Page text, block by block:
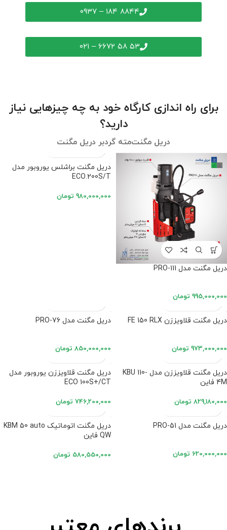
۸۸۴۴ ۱۸۴ – ۰۹۳۷
۵۳ ۵۸ ۶۶۷۲ – ۰۲۱
برای راه اندازی کارگاه خود به چه چیزهایی نیاز
دارید؟
دریل مگنتمته گردبر دریل مگنت
دریل مگنت مدل PRO-111
995,000,000 تومان
دریل مگنت براشلس یوروبور مدل
ECO.200S/T
980,000,000 تومان
دریل مگنت قلاویززن FE 150 RLX
973,000,000 تومان
دریل مگنت مدل PRO-76
850,000,000 تومان
دریل مگنت قلاویززن مدل KBU 110-
4M فاین
829,180,000 تومان
دریل مگنت قلاویززن یوروبور مدل
ECO 100S+/CT
746,200,000 تومان
دریل مگنت مدل PRO-51
620,000,000 تومان
دریل مگنت اتوماتیک KBM 50 auto
QW فاین
580,550,000 تومان